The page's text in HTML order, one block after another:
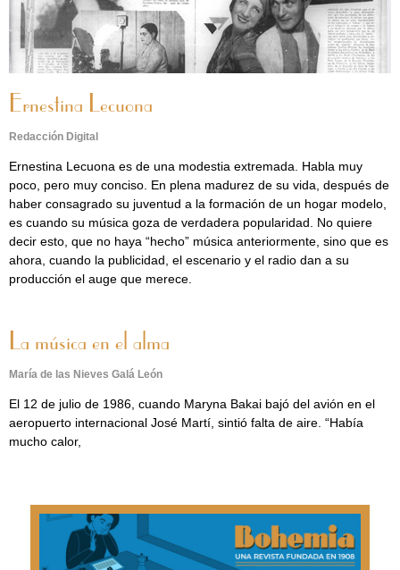
Ernestina Lecuona
Redacción Digital
Ernestina Lecuona es de una modestia extremada. Habla muy
poco, pero muy conciso. En plena madurez de su vida, después de
haber consagrado su juventud a la formación de un hogar modelo,
es cuando su música goza de verdadera popularidad. No quiere
decir esto, que no haya “hecho” música anteriormente, sino que es
ahora, cuando la publicidad, el escenario y el radio dan a su
producción el auge que merece.
La música en el alma
María de las Nieves Galá León
El 12 de julio de 1986, cuando Maryna Bakai bajó del avión en el
aeropuerto internacional José Martí, sintió falta de aire. “Había
mucho calor,